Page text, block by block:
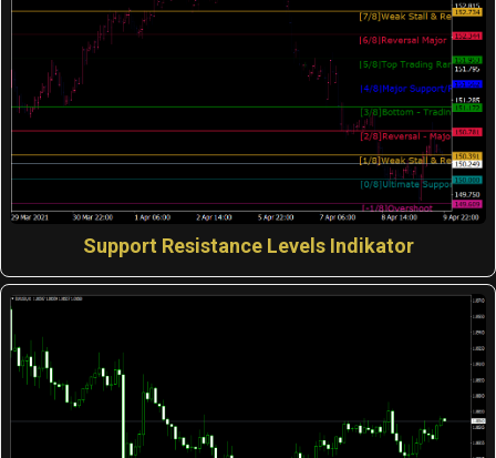
Support Resistance Levels Indikator